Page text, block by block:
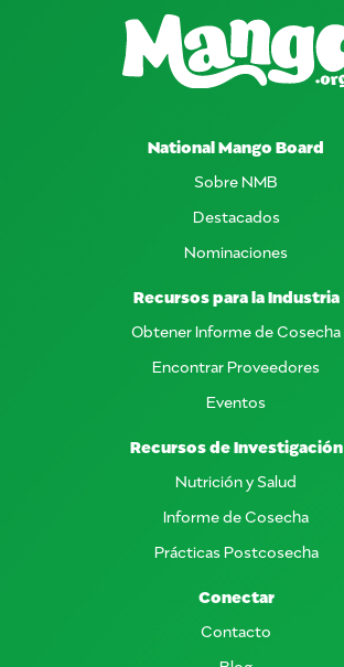
National Mango Board
Sobre NMB
Destacados
Nominaciones
Recursos para la Industria
Obtener Informe de Cosecha
Encontrar Proveedores
Eventos
Recursos de Investigación
Nutrición y Salud
Informe de Cosecha
Prácticas Postcosecha
Conectar
Contacto